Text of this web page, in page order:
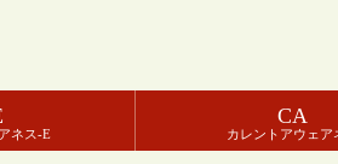
ネス-E
CA
カレントアウェア